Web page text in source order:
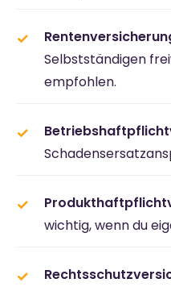
Selbstständigen
empfohlen.
wichtig, wenn du